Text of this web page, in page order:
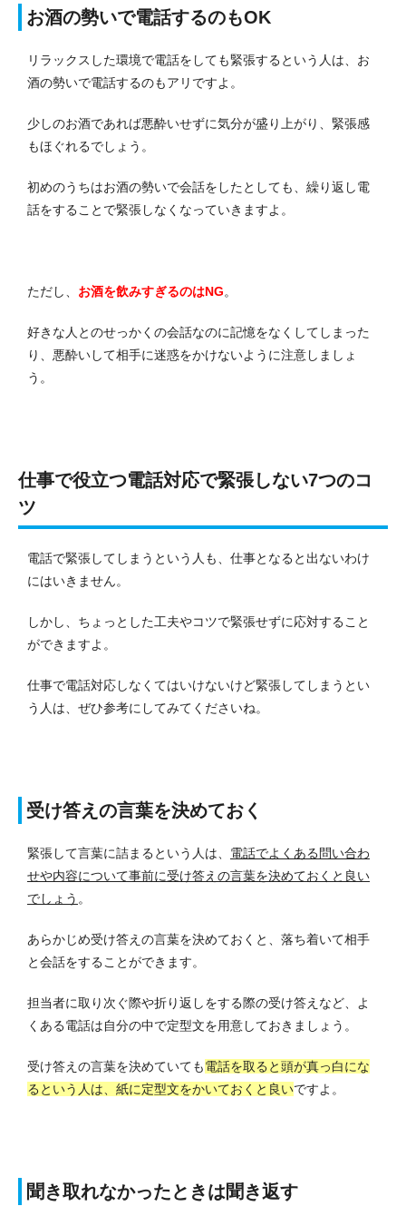
お酒の勢いで電話するのもOK
リラックスした環境で電話をしても緊張するという人は、お
酒の勢いで電話するのもアリですよ。
少しのお酒であれば悪酔いせずに気分が盛り上がり、緊張感
もほぐれるでしょう。
初めのうちはお酒の勢いで会話をしたとしても、繰り返し電
話をすることで緊張しなくなっていきますよ。
ただし、 お酒を飲みすぎるのはNG。
好きな人とのせっかくの会話なのに記憶をなくしてしまった
り、悪酔いして相手に迷惑をかけないように注意しましょ
う。
仕事で役立つ電話対応で緊張しない7つのコ
ツ
電話で緊張してしまうという人も、仕事となると出ないわけ
にはいきません。
しかし、ちょっとした工夫やコツで緊張せずに応対すること
ができますよ。
仕事で電話対応しなくてはいけないけど緊張してしまうとい
う人は、ぜひ参考にしてみてくださいね。
受け答えの言葉を決めておく
緊張して言葉に詰まるという人は、 電話でよくある問い合わ
せや内容について事前に受け答えの言葉を決めておくと良い
でしょう 。
あらかじめ受け答えの言葉を決めておくと、落ち着いて相手
と会話をすることができます。
担当者に取り次ぐ際や折り返しをする際の受け答えなど、よ
くある電話は自分の中で定型文を用意しておきましょう。
受け答えの言葉を決めていても電話を取ると頭が真っ白にな
るという人は、紙に定型文をかいておくと良いですよ。
聞き取れなかったときは聞き返す